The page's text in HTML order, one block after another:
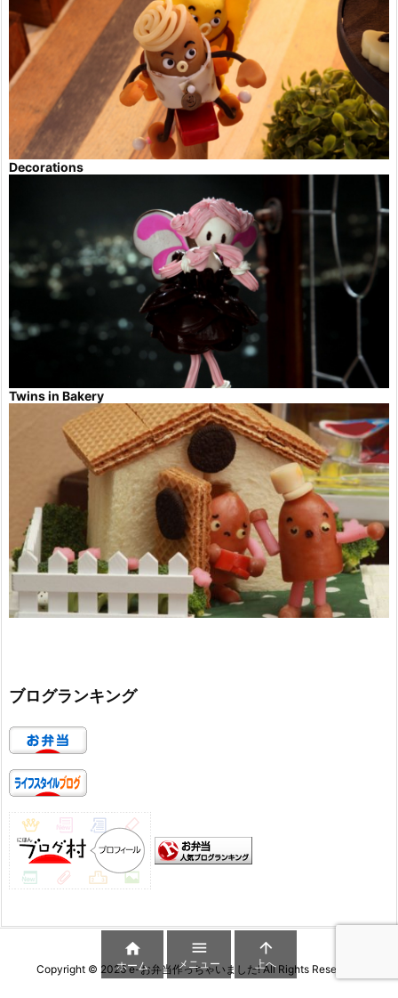
Decorations
Twins in Bakery
ブログランキング
Copyright © 2026 e-お弁当作っちゃいました!All Rights Reserved.

ホーム

メニュー

上へ